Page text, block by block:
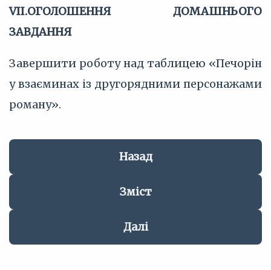
VII.ОГОЛОШЕННЯ ДОМАШНЬОГО
ЗАВДАННЯ
Завершити роботу над таблицею «Печорін
у взаєминах із другорядними персонажами
роману».
Назад
Зміст
Далі